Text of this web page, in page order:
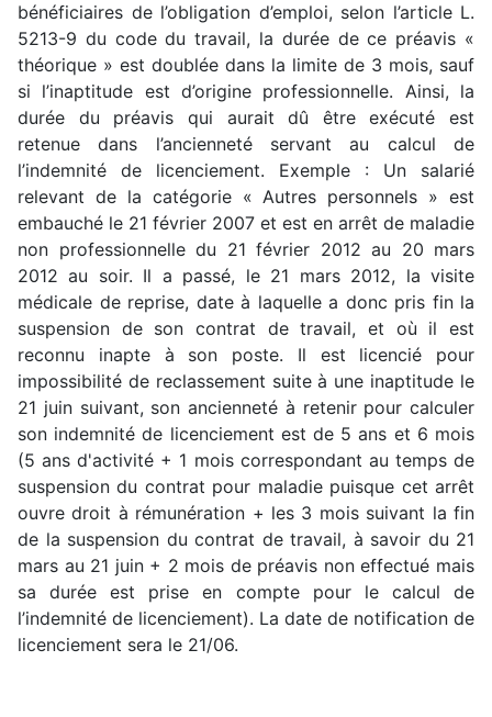
bénéficiaires de l’obligation d’emploi, selon l’article L.
5213-9 du code du travail, la durée de ce préavis «
théorique » est doublée dans la limite de 3 mois, sauf
si l’inaptitude est d’origine professionnelle. Ainsi, la
durée du préavis qui aurait dû être exécuté est
retenue dans l’ancienneté servant au calcul de
l’indemnité de licenciement. Exemple : Un salarié
relevant de la catégorie « Autres personnels » est
embauché le 21 février 2007 et est en arrêt de maladie
non professionnelle du 21 février 2012 au 20 mars
2012 au soir. Il a passé, le 21 mars 2012, la visite
médicale de reprise, date à laquelle a donc pris fin la
suspension de son contrat de travail, et où il est
reconnu inapte à son poste. Il est licencié pour
impossibilité de reclassement suite à une inaptitude le
21 juin suivant, son ancienneté à retenir pour calculer
son indemnité de licenciement est de 5 ans et 6 mois
(5 ans d'activité + 1 mois correspondant au temps de
suspension du contrat pour maladie puisque cet arrêt
ouvre droit à rémunération + les 3 mois suivant la fin
de la suspension du contrat de travail, à savoir du 21
mars au 21 juin + 2 mois de préavis non effectué mais
sa durée est prise en compte pour le calcul de
l’indemnité de licenciement). La date de notification de
licenciement sera le 21/06.